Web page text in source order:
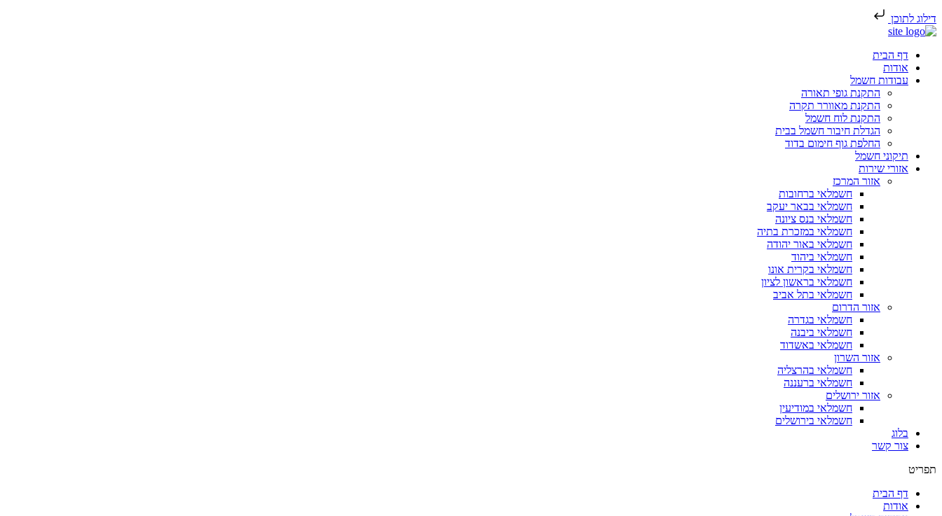
דילוג לתוכן
דף הבית
אודות
עבודות חשמל
התקנת גופי תאורה
התקנת מאוורר תקרה
התקנת לוח חשמל
הגדלת חיבור חשמל בבית
החלפת גוף חימום בדוד
תיקוני חשמל
אזורי שירות
אזור המרכז
חשמלאי ברחובות
חשמלאי בבאר יעקב
חשמלאי בנס ציונה
חשמלאי במזכרת בתיה
חשמלאי באור יהודה
חשמלאי ביהוד
חשמלאי בקרית אונו
חשמלאי בראשון לציון
חשמלאי בתל אביב
אזור הדרום
חשמלאי בגדרה
חשמלאי ביבנה
חשמלאי באשדוד
אזור השרון
חשמלאי בהרצליה
חשמלאי ברעננה
אזור ירושלים
חשמלאי במודיעין
חשמלאי בירושלים
בלוג
צור קשר
תפריט
דף הבית
אודות